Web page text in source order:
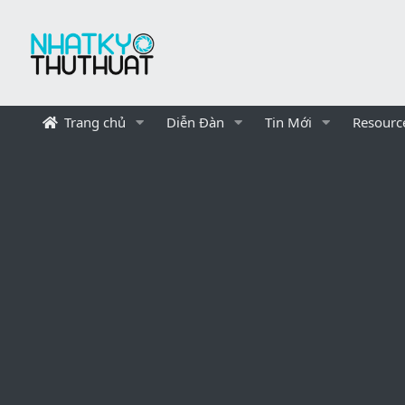
Trang chủ Diễn Đàn Tin Mới